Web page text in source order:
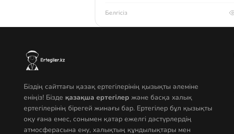
Белгісіз
Біздің сайттағы қазақ ертегілерінің қызықты әлеміне
еніңіз! Бізде қазақша ертегілер және басқа халық
ертегілерінің бірегей жинағы бар. Ертегілер бұл қызықты
оқу ғана емес, сонымен қатар ежелгі дәстүрлердің
атмосферасына ену, халықтың құндылықтары мен